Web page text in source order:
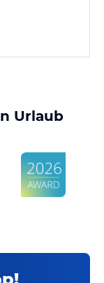
Urlaub